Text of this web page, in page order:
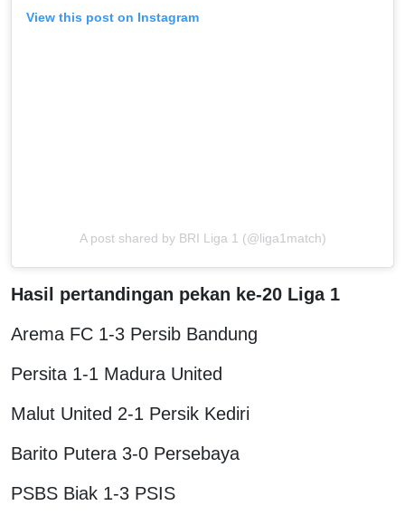
View this post on Instagram
A post shared by BRI Liga 1 (@liga1match)
Hasil pertandingan pekan ke-20 Liga 1
Arema FC 1-3 Persib Bandung
Persita 1-1 Madura United
Malut United 2-1 Persik Kediri
Barito Putera 3-0 Persebaya
PSBS Biak 1-3 PSIS